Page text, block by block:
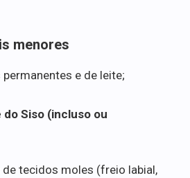
menores
e de leite;
Siso (incluso ou
de tecidos moles (freio labial,